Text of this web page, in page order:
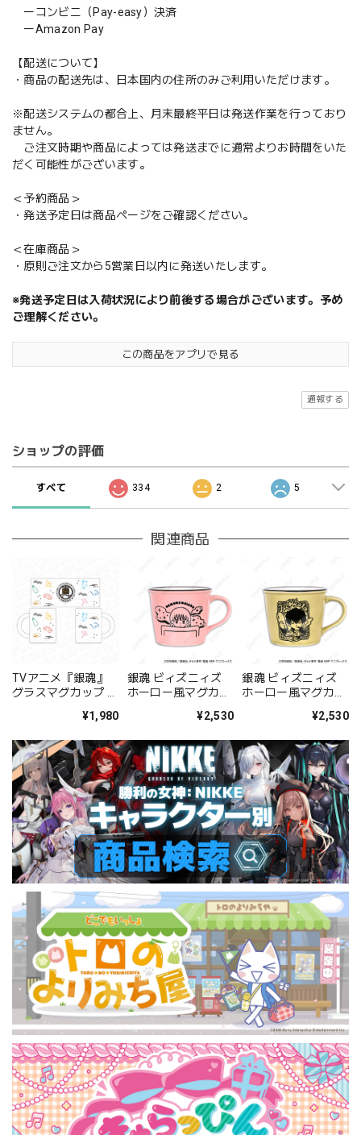
ーコンビニ（Pay-easy）決済
ーAmazon Pay
【配送について】
・商品の配送先は、日本国内の住所のみご利用いただけます。
※配送システムの都合上、月末最終平日は発送作業を行っており
ません。
ご注文時期や商品によっては発送までに通常よりお時間をいた
だく可能性がございます。
＜予約商品＞
・発送予定日は商品ページをご確認ください。
＜在庫商品＞
・原則ご注文から5営業日以内に発送いたします。
※発送予定日は入荷状況により前後する場合がございます。予め
ご理解ください。
この商品をアプリで見る
通報する
ショップの評価
すべて 334 2 5
関連商品
TVアニメ『銀魂』
グラスマグカップ 真
¥1,980
銀魂 ビィズニィズ
ホーロー風マグカッ
¥2,530
銀魂 ビィズニィズ
ホーロー風マグカッ
¥2,530